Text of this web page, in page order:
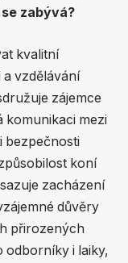
zabývá?
kvalitní
vzdělávání
zájemce
komunikaci mezi
bezpečnosti
koní
zacházení
důvěry
přirozených
odborníky i laiky,